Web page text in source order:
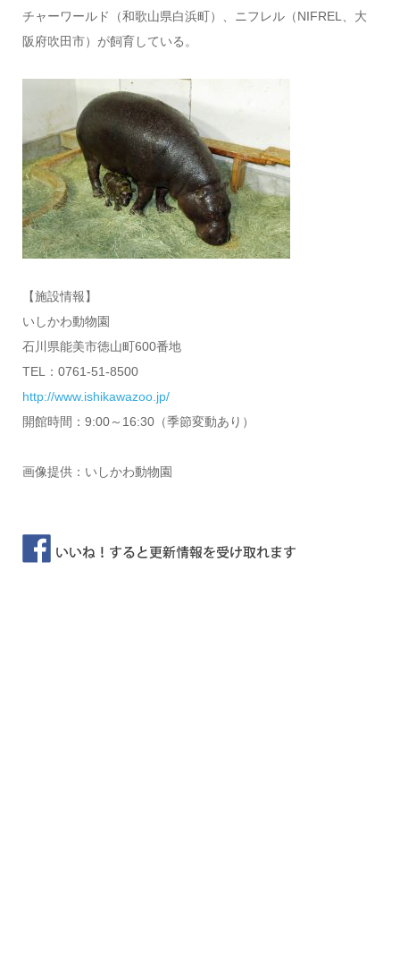
チャーワールド（和歌山県白浜町）、ニフレル（NIFREL、大
阪府吹田市）が飼育している。
【施設情報】
いしかわ動物園
石川県能美市徳山町600番地
TEL：0761-51-8500
http://www.ishikawazoo.jp/
開館時間：9:00～16:30（季節変動あり）
画像提供：いしかわ動物園